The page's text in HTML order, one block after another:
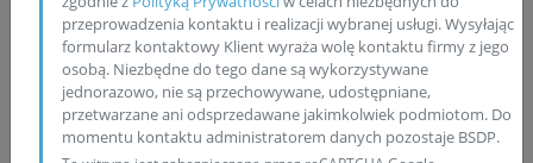
odzyskiwanie 100% osiągów fabrycznych
regenerowanych urządzeń. Wysoką jakość
świadczonych przez nas usług oddaje doskonale grono
zadowolonych Klientów we wszystkich większych
miastach Polski. Oczywiście na nasze usługi na piśmie
przeprowadzenia kontaktu i realizacji wybranej usługi. Wysyłając
formularz kontaktowy Klient wyraża wolę kontaktu firmy z jego
osobą. Niezbędne do tego dane są wykorzystywane
jednorazowo, nie są przechowywane, udostępniane,
przetwarzane ani odsprzedawane jakimkolwiek podmiotom. Do
momentu kontaktu administratorem danych pozostaje BSDP.